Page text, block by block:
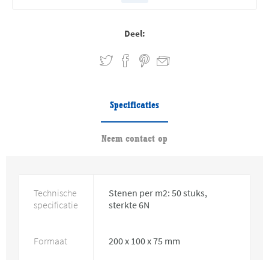
Deel:
Specificaties
Neem contact op
Technische
specificatie
Stenen per m2: 50 stuks,
sterkte 6N
Formaat 200 x 100 x 75 mm